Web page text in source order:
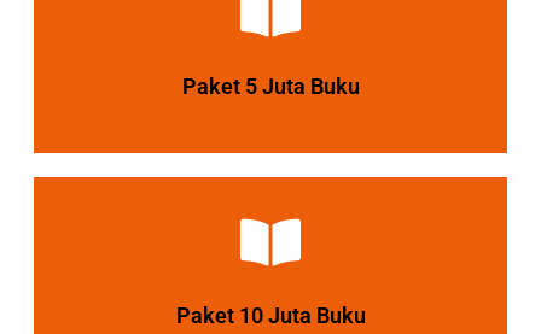
Paket 5 Juta Buku
Diskon 30%
Lihat Paket
Paket 10 Juta Buku
Diskon 35%
Lihat Paket